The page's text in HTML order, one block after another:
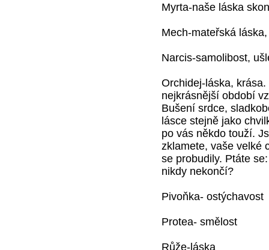
Myrta-naše láska
Mech-mateřská
Narcis-samolibost,
Orchidej-láska,
nejkrásnější období
Bušení srdce,
lásce stejně jako
po vás někdo touží.
zklamete, vaše velké
se probudily. Ptáte
nikdy nekončí?
Pivoňka- ostýchavost
Protea- smělost
Růže-láska